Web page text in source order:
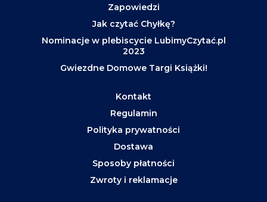
Zapowiedzi
Jak czytać Chyłkę?
Nominacje w plebiscycie LubimyCzytać.pl
2023
Gwiezdne Domowe Targi Książki!
Kontakt
Regulamin
Polityka prywatności
Dostawa
Sposoby płatności
Zwroty i reklamacje